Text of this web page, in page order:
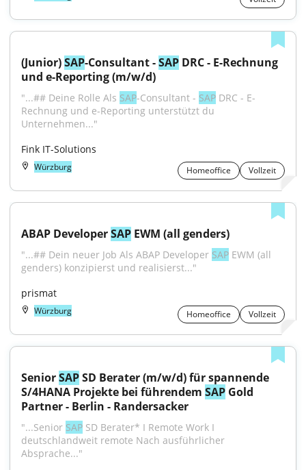
(Junior) SAP-Consultant - SAP DRC - E-Rechnung
und e-Reporting (m/w/d)
"...## Deine Rolle Als SAP-Consultant - SAP DRC - E-
Rechnung und e-Reporting unterstützt du
Unternehmen..."
Fink IT-Solutions
Würzburg Homeoffice Vollzeit
ABAP Developer SAP EWM (all genders)
"...## Dein neu­er Job Als ABAP Developer SAP EWM (all
genders) konzipierst und realisierst..."
prismat
Würzburg Homeoffice Vollzeit
Senior SAP SD Berater (m/w/d) für spannende
S/4HANA Projekte bei führendem SAP Gold
Partner - Berlin - Randersacker
"...Senior SAP SD Berater* I Remote Work I
deutschlandweit remote Nach ausführlicher
Absprache..."